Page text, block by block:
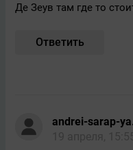
Де Зеув там где то
Ответить